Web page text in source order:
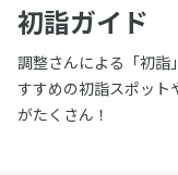
初詣ガイド
調整さんによる「初詣
すすめの初詣スポット
がたくさん！